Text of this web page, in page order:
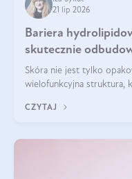
21 lip 2026
Bariera
skutecznie
Skóra nie jest tylko
wielofunkcyjna struktura,
środowiskowymi. Jednym
CZYTAJ